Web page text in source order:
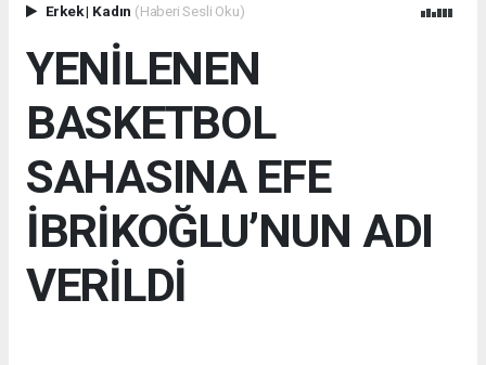
Erkek| Kadın (Haberi Sesli Oku)
YENİLENEN
BASKETBOL
SAHASINA EFE
İBRİKOĞLU’NUN ADI
VERİLDİ